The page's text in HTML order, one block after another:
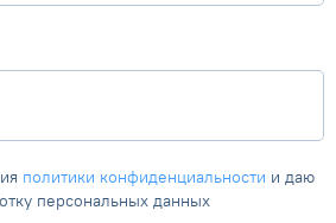
политики конфиденциальности и даю
персональных данных